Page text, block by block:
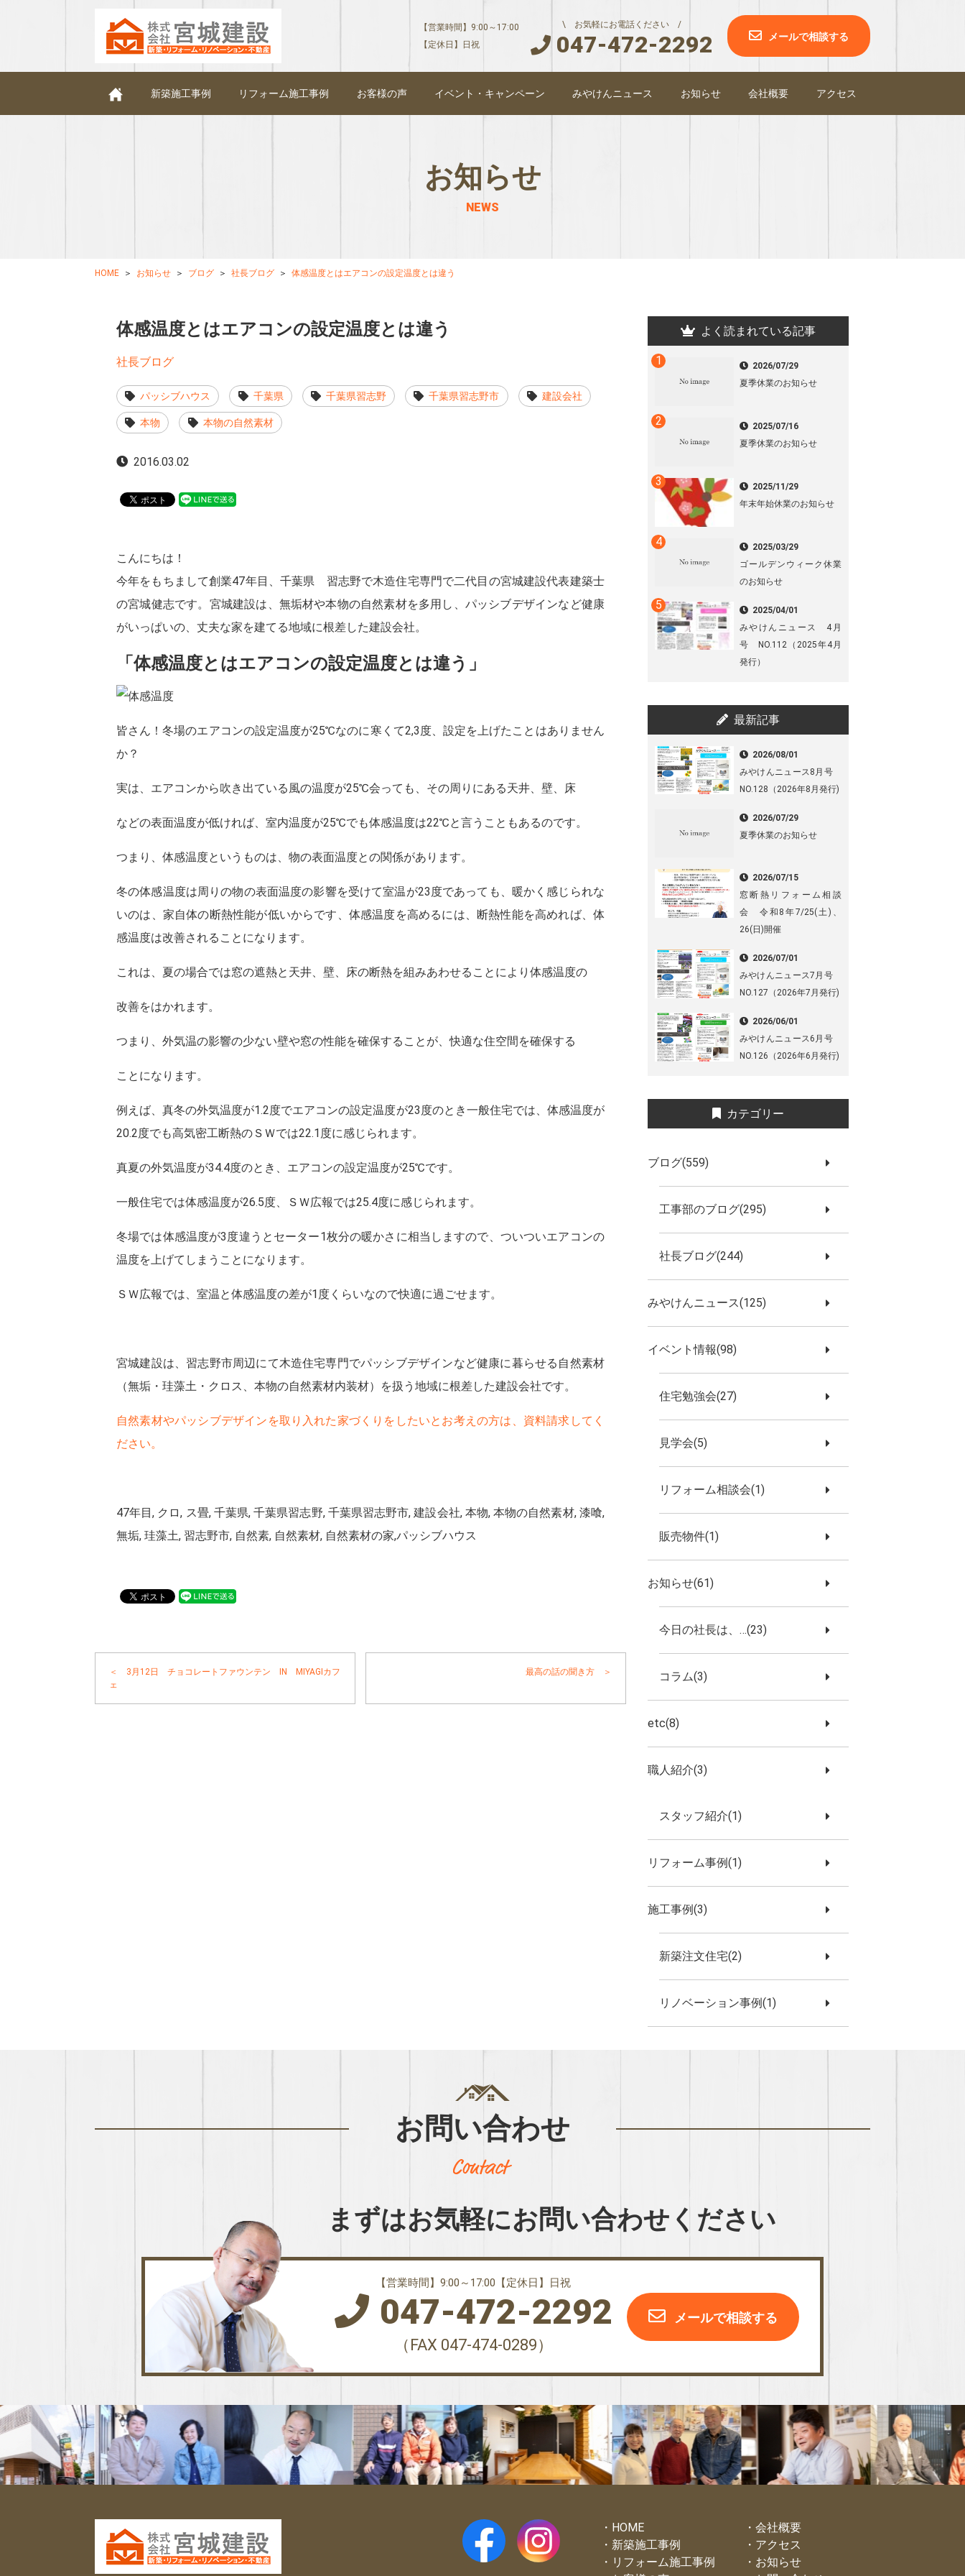
【営業時間】9:00～17:00
【定休日】日祝
\ お気軽にお電話ください /
047-472-2292 メールで相談する
新築施工事例 リフォーム施工事例 お客様の声 イベント・キャンペーン みやけんニュース お知らせ 会社概要 アクセス
お知らせ
NEWS
HOME お知らせ ブログ 社長ブログ 体感温度とはエアコンの設定温度とは違う
体感温度とはエアコンの設定温度とは違う
社長ブログ
パッシブハウス 千葉県 千葉県習志野 千葉県習志野市 建設会社
本物 本物の自然素材
2016.03.02
こんにちは！
今年をもちまして創業47年目、千葉県 習志野で木造住宅専門で二代目の宮城建設代表建築士
の宮城健志です。宮城建設は、無垢材や本物の自然素材を多用し、パッシブデザインなど健康
がいっぱいの、丈夫な家を建てる地域に根差した建設会社。
「体感温度とはエアコンの設定温度とは違う」
皆さん！冬場のエアコンの設定温度が25℃なのに寒くて2,3度、設定を上げたことはありません
か？
実は、エアコンから吹き出ている風の温度が25℃会っても、その周りにある天井、壁、床
などの表面温度が低ければ、室内温度が25℃でも体感温度は22℃と言うこともあるのです。
つまり、体感温度というものは、物の表面温度との関係があります。
冬の体感温度は周りの物の表面温度の影響を受けて室温が23度であっても、暖かく感じられな
いのは、家自体の断熱性能が低いからです、体感温度を高めるには、断熱性能を高めれば、体
感温度は改善されることになります。
これは、夏の場合では窓の遮熱と天井、壁、床の断熱を組みあわせることにより体感温度の
改善をはかれます。
つまり、外気温の影響の少ない壁や窓の性能を確保することが、快適な住空間を確保する
ことになります。
例えば、真冬の外気温度が1.2度でエアコンの設定温度が23度のとき一般住宅では、体感温度が
20.2度でも高気密工断熱のＳＷでは22.1度に感じられます。
真夏の外気温度が34.4度のとき、エアコンの設定温度が25℃です。
一般住宅では体感温度が26.5度、ＳＷ広報では25.4度に感じられます。
冬場では体感温度が3度違うとセーター1枚分の暖かさに相当しますので、ついついエアコンの
温度を上げてしまうことになります。
ＳＷ広報では、室温と体感温度の差が1度くらいなので快適に過ごせます。
宮城建設は、習志野市周辺にて木造住宅専門でパッシブデザインなど健康に暮らせる自然素材
（無垢・珪藻土・クロス、本物の自然素材内装材）を扱う地域に根差した建設会社です。
自然素材やパッシブデザインを取り入れた家づくりをしたいとお考えの方は、資料請求してく
ださい。
47年目, クロ, ス畳, 千葉県, 千葉県習志野, 千葉県習志野市, 建設会社, 本物, 本物の自然素材, 漆喰,
無垢, 珪藻土, 習志野市, 自然素, 自然素材, 自然素材の家,パッシブハウス
＜ 3月12日 チョコレートファウンテン IN MIYAGIカフ
ェ
最高の話の聞き方 ＞
よく読まれている記事
2026/07/29
夏季休業のお知らせ
2025/07/16
夏季休業のお知らせ
2025/11/29
年末年始休業のお知らせ
2025/03/29
ゴールデンウィーク休業
のお知らせ
2025/04/01
みやけんニュース 4月
号 NO.112（2025年4月
発行）
最新記事
2026/08/01
みやけんニュース8月号
NO.128（2026年8月発行)
2026/07/29
夏季休業のお知らせ
2026/07/15
窓断熱リフォーム相談
会 令和8年7/25(土)、
26(日)開催
2026/07/01
みやけんニュース7月号
NO.127（2026年7月発行)
2026/06/01
みやけんニュース6月号
NO.126（2026年6月発行)
カテゴリー
ブログ(559)
工事部のブログ(295)
社長ブログ(244)
みやけんニュース(125)
イベント情報(98)
住宅勉強会(27)
見学会(5)
リフォーム相談会(1)
販売物件(1)
お知らせ(61)
今日の社長は、…(23)
コラム(3)
etc(8)
職人紹介(3)
スタッフ紹介(1)
リフォーム事例(1)
施工事例(3)
新築注文住宅(2)
リノベーション事例(1)
お問い合わせ
まずはお気軽にお問い合わせください
【営業時間】9:00～17:00【定休日】日祝
047-472-2292
（FAX 047-474-0289）
メールで相談する
HOME
新築施工事例
リフォーム施工事例
会社概要
アクセス
お知らせ